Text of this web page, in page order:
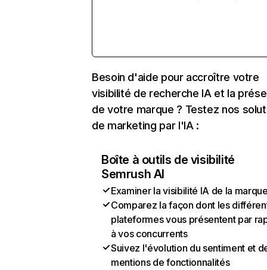
Besoin d'aide pour accroître votre
visibilité de recherche IA et la
de votre marque ? Testez nos
de marketing par l'IA :
Boîte à outils de visibilité
Semrush AI
Examiner la visibilité IA de la
Comparez la façon dont les
plateformes vous présentent par
à vos concurrents
Suivez l'évolution du sentiment et
mentions de fonctionnalités